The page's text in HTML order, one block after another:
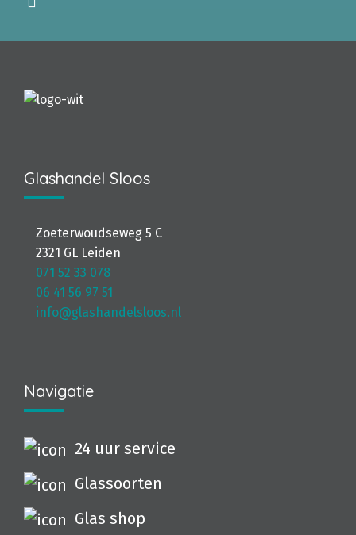
Glashandel Sloos
Zoeterwoudseweg 5 C
2321 GL Leiden
071 52 33 078
06 41 56 97 51
info@glashandelsloos.nl
Navigatie
24 uur service
Glassoorten
Glas shop